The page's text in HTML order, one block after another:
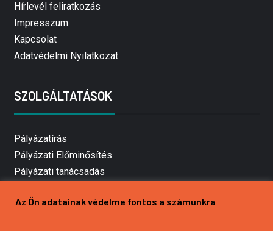
Hírlevél feliratkozás
Impresszum
Kapcsolat
Adatvédelmi Nyilatkozat
SZOLGÁLTATÁSOK
Pályázatírás
Pályázati Előminősítés
Pályázati tanácsadás
Mezőgazdasági pályázatírás
Az Ön adatainak védelme fontos a számunkra